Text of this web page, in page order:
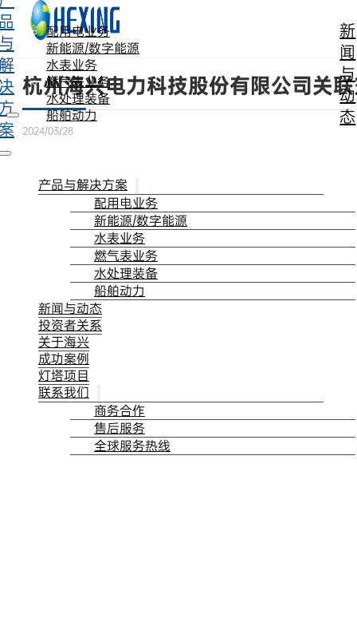
跳转到主要内容 跳转到页脚
配用电业务
新能源/数字能源
水表业务
燃气表业务
水处理装备
船舶动力
新
闻
与
动
态
产品与解决方案
配用电业务
新能源/数字能源
水表业务
燃气表业务
水处理装备
船舶动力
新闻与动态
投资者关系
关于海兴
成功案例
灯塔项目
联系我们
商务合作
售后服务
全球服务热线
杭州海兴电力科技股份有限公司关
2024/03/28